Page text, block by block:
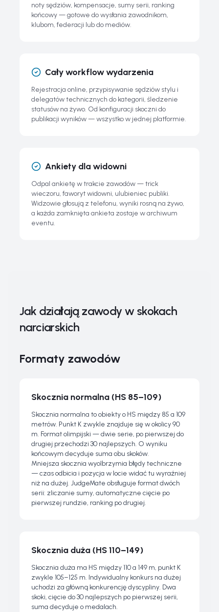
noty sędziów, kompensacje, sumy serii, ranking
końcowy — gotowe do wysłania zawodnikom,
klubom, federacji lub do mediów.
Cały workflow wydarzenia
Rejestracja online, przypisywanie sędziów stylu i
delegatów technicznych do kategorii, śledzenie
statusów na żywo. Od konfiguracji skoczni do
publikacji wyników — wszystko w jednej platformie.
Ankiety dla widowni
Odpal ankietę w trakcie zawodów — trick
wieczoru, faworyt widowni, ulubieniec publiki.
Widzowie głosują z telefonu, wyniki rosną na żywo,
a każda zamknięta ankieta zostaje w archiwum
eventu.
Jak działają zawody w skokach
narciarskich
Formaty zawodów
Skocznia normalna (HS 85–109)
Skocznia normalna to obiekty o HS między 85 a 109
metrów. Punkt K zwykle znajduje się w okolicy 90
m. Format olimpijski — dwie serie, po pierwszej do
drugiej przechodzi 30 najlepszych. O wyniku
końcowym decyduje suma obu skoków.
Mniejsza skocznia wyolbrzymia błędy techniczne
— czas odbicia i pozycja w locie widać tu wyraźniej
niż na dużej. JudgeMate obsługuje format dwóch
serii: zliczanie sumy, automatyczne cięcie po
pierwszej rundzie, ranking po drugiej.
Skocznia duża (HS 110–149)
Skocznia duża ma HS między 110 a 149 m, punkt K
zwykle 105–125 m. Indywidualny konkurs na dużej
uchodzi za główną konkurencję dyscypliny. Dwa
skoki, cięcie do 30 najlepszych po pierwszej serii,
suma decyduje o medalach.